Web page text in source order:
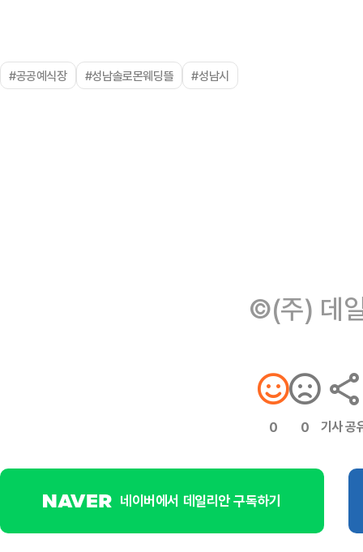
#공공예식장 #성남솔로몬웨딩뜰 #성남시
©(주) 데
0 0 기사 공
네이버에서 데일리안 구독하기